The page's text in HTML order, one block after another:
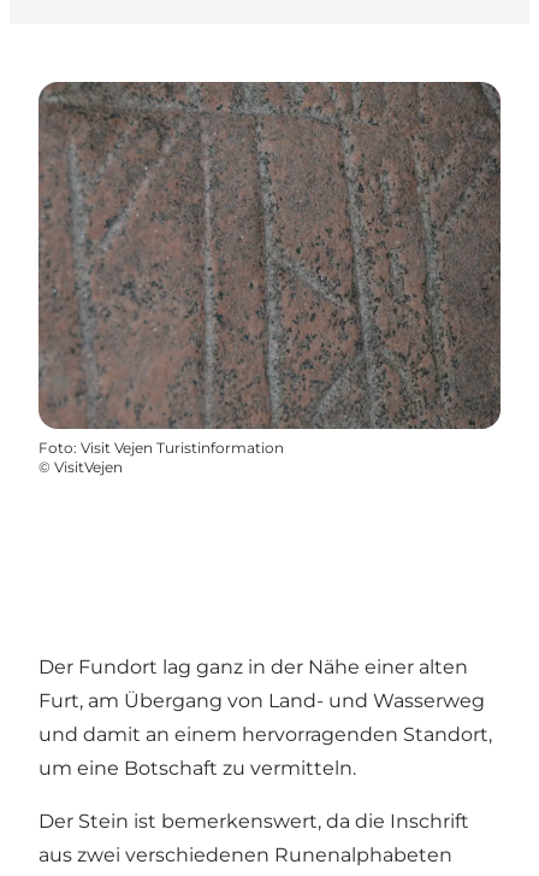
Foto: Visit Vejen Turistinformation
© VisitVejen
Der Fundort lag ganz in der Nähe einer alten
Furt, am Übergang von Land- und Wasserweg
und damit an einem hervorragenden Standort,
um eine Botschaft zu vermitteln.
Der Stein ist bemerkenswert, da die Inschrift
aus zwei verschiedenen Runenalphabeten